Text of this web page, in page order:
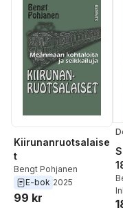
Kiirunanruotsalaise
t
Bengt Pohjanen
E-bok 2025
99 kr